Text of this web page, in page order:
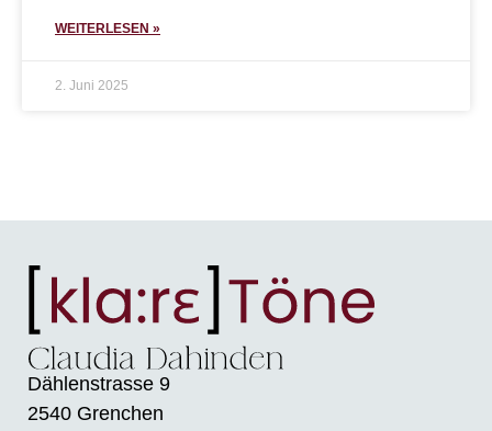
WEITERLESEN »
2. Juni 2025
Dählenstrasse 9
2540 Grenchen